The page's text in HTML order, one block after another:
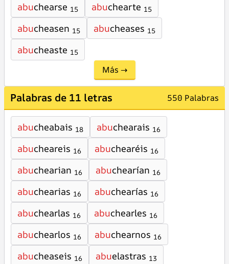
abuchearse 15 abuchearte 15
abucheasen 15 abucheases 15
abucheaste 15
Más →
Palabras de 11 letras 550 Palabras
abucheabais 18 abuchearais 16
abucheareis 16 abuchearéis 16
abuchearian 16 abuchearían 16
abuchearias 16 abuchearías 16
abuchearlas 16 abuchearles 16
abuchearlos 16 abuchearnos 16
abucheaseis 16 abuelastras 13